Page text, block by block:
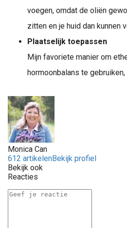
voegen, omdat de oliën
zitten en je huid dan kunnen
Plaatselijk toepassen
Mijn favoriete manier om
hormoonbalans te
Monica Can
612 artikelenBekijk profiel
Bekijk ook
Reacties